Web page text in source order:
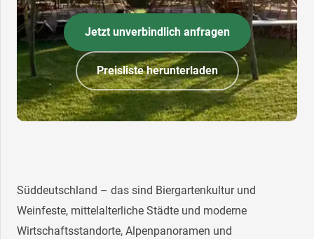
Jetzt unverbindlich anfragen
Preisliste herunterladen
Süddeutschland – das sind Biergartenkultur und
Weinfeste, mittelalterliche Städte und moderne
Wirtschaftsstandorte, Alpenpanoramen und